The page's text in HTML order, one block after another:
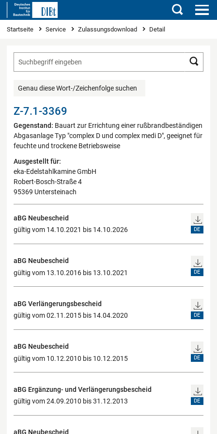
Suchen
Sie sind hier
Startseite Service Zulassungsdownload Detail
Genau diese Wort-/Zeichenfolge suchen
Z-7.1-3369
Gegenstand: Bauart zur Errichtung einer rußbrandbeständigen
Abgasanlage Typ "complex D und complex medi D", geeignet für
feuchte und trockene Betriebsweise
Ausgestellt für:
eka-Edelstahlkamine GmbH
Robert-Bosch-Straße 4
95369 Untersteinach
aBG Neubescheid
gültig vom 14.10.2021 bis 14.10.2026
DE
aBG Neubescheid
gültig vom 13.10.2016 bis 13.10.2021
DE
aBG Verlängerungsbescheid
gültig vom 02.11.2015 bis 14.04.2020
DE
aBG Neubescheid
gültig vom 10.12.2010 bis 10.12.2015
DE
aBG Ergänzung- und Verlängerungsbescheid
gültig vom 24.09.2010 bis 31.12.2013
DE
aBG Neubescheid